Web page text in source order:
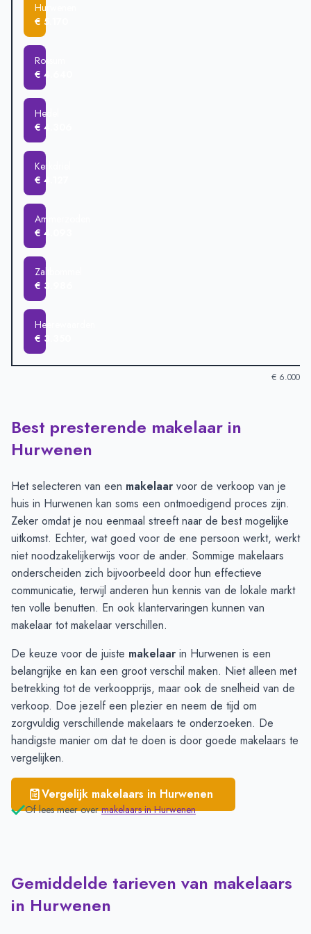
Zaltbommel
Ammerzoden
Hedel
Hurwenen
€ 5.170
Rossum
€ 4.640
Hedel
€ 4.306
Kerkdriel
€ 4.127
Ammerzoden
€ 4.093
Zaltbommel
€ 3.986
Heerewaarden
€ 3.350
€ 6.000
Verkoopprijzen in andere plaatsen per m2-Afgelopen 3
Hurwenen
Rossum
€ 4.640
Hedel
€ 4.306
Kerkdriel
€ 4.127
Ammerzoden
€ 4.093
Zaltbommel
€ 3.986
Heerewaarden
€ 3.350
Best presterende makelaar in
Hurwenen
Het selecteren van een makelaar voor de verkoop van je
huis in Hurwenen kan soms een ontmoedigend proces zijn.
Zeker omdat je nou eenmaal streeft naar de best mogelijke
uitkomst. Echter, wat goed voor de ene persoon werkt, werkt
niet noodzakelijkerwijs voor de ander. Sommige makelaars
onderscheiden zich bijvoorbeeld door hun effectieve
communicatie, terwijl anderen hun kennis van de lokale markt
ten volle benutten. En ook klantervaringen kunnen van
makelaar tot makelaar verschillen.
De keuze voor de juiste makelaar in Hurwenen is een
belangrijke en kan een groot verschil maken. Niet alleen met
betrekking tot de verkoopprijs, maar ook de snelheid van de
verkoop. Doe jezelf een plezier en neem de tijd om
zorgvuldig verschillende makelaars te onderzoeken. De
handigste manier om dat te doen is door goede makelaars te
vergelijken.
Vergelijk makelaars in Hurwenen
Of lees meer over makelaars inHurwenen
Gemiddelde tarieven van makelaars
in Hurwenen